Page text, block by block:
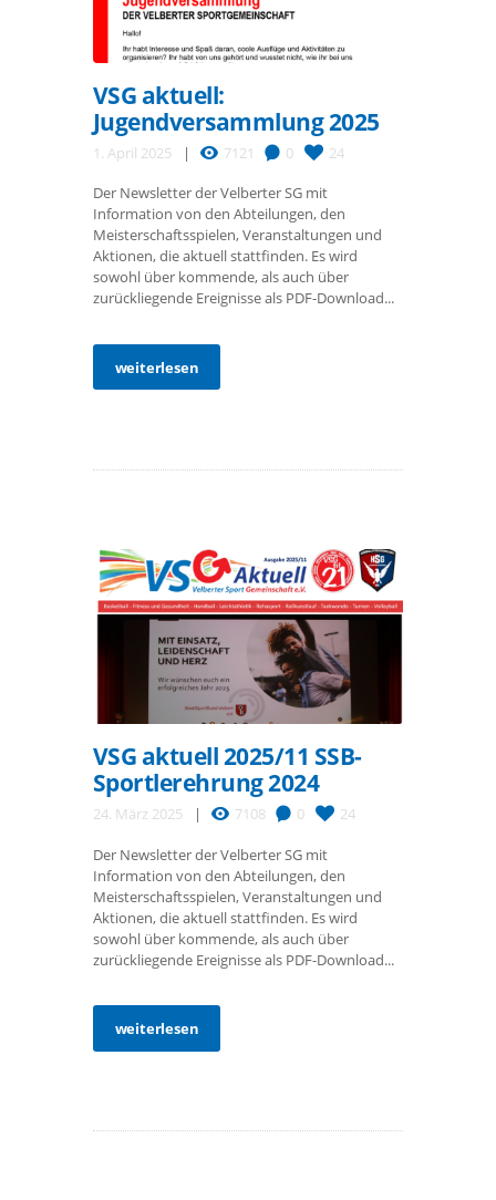
VSG aktuell:
Jugendversammlung 2025
1. April 2025 7121 0 24
Der Newsletter der Velberter SG mit
Information von den Abteilungen, den
Meisterschaftsspielen, Veranstaltungen und
Aktionen, die aktuell stattfinden. Es wird
sowohl über kommende, als auch über
zurückliegende Ereignisse als PDF-Download...
weiterlesen
VSG aktuell 2025/11 SSB-
Sportlerehrung 2024
24. März 2025 7108 0 24
Der Newsletter der Velberter SG mit
Information von den Abteilungen, den
Meisterschaftsspielen, Veranstaltungen und
Aktionen, die aktuell stattfinden. Es wird
sowohl über kommende, als auch über
zurückliegende Ereignisse als PDF-Download...
weiterlesen